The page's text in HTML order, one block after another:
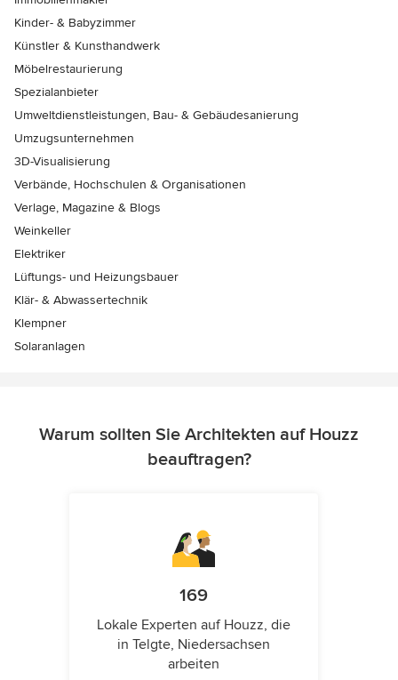
Kinder- & Babyzimmer
Künstler & Kunsthandwerk
Möbelrestaurierung
Spezialanbieter
Umweltdienstleistungen, Bau- & Gebäudesanierung
Umzugsunternehmen
3D-Visualisierung
Verbände, Hochschulen & Organisationen
Verlage, Magazine & Blogs
Weinkeller
Elektriker
Lüftungs- und Heizungsbauer
Klär- & Abwassertechnik
Klempner
Solaranlagen
Warum sollten Sie Architekten auf Houzz
beauftragen?
169
Lokale Experten auf Houzz, die
in Telgte, Niedersachsen
arbeiten